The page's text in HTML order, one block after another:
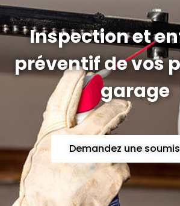
Inspection et
préventif de vos
garage
Demandez une